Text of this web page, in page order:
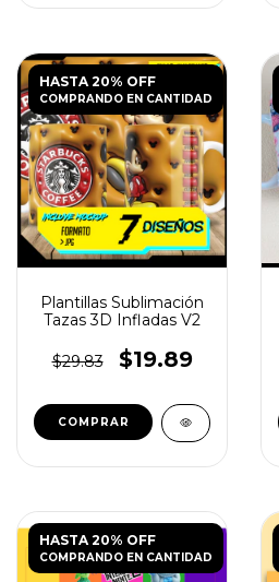
HASTA 20% OFF
COMPRANDO EN CANTIDAD
Plantillas Sublimación
Tazas 3D Infladas V2
$29.83 $19.89
HASTA 20% OFF
COMPRANDO EN CANTIDAD